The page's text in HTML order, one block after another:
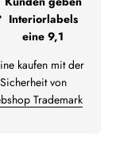
Interiorlabels
eine 9,1
kaufen mit der
Sicherheit von
Trademark